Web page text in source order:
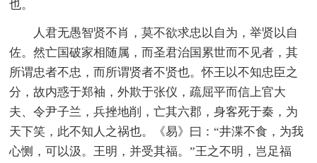
也。
人君无愚智贤不肖，莫不欲求忠以自为，举贤以自
佐。然亡国破家相随属，而圣君治国累世而不见者，其
所谓忠者不忠，而所谓贤者不贤也。怀王以不知忠臣之
分，故内惑于郑袖，外欺于张仪，疏屈平而信上官大
夫、令尹子兰，兵挫地削，亡其六郡，身客死于秦，为
天下笑，此不知人之祸也。《易》曰：“井渫不食，为我
心恻，可以汲。王明，并受其福。”王之不明，岂足福